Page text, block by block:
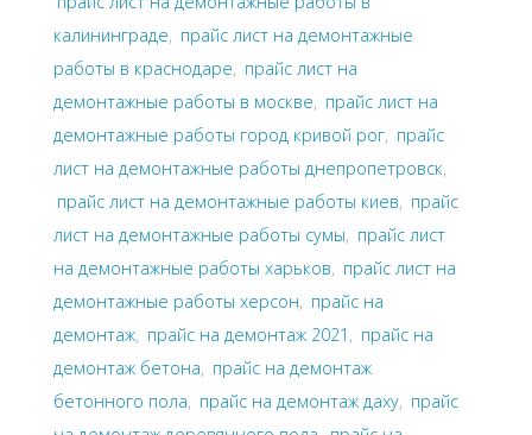
калининграде, прайс лист на демонтажные
работы в краснодаре, прайс лист на
демонтажные работы в москве, прайс лист на
демонтажные работы город кривой рог, прайс
лист на демонтажные работы днепропетровск,
прайс лист на демонтажные работы киев, прайс
лист на демонтажные работы сумы, прайс лист
на демонтажные работы харьков, прайс лист на
демонтажные работы херсон, прайс на
демонтаж, прайс на демонтаж 2021 , прайс на
демонтаж бетона, прайс на демонтаж
бетонного пола, прайс на демонтаж даху, прайс